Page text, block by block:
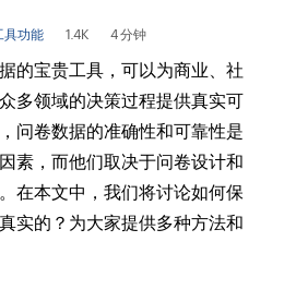
具功能 1.4K 4 分钟
的宝贵工具，可以为商业、社
多领域的决策过程提供真实可
问卷数据的准确性和可靠性是
素，而他们取决于问卷设计和
在本文中，我们将讨论如何保
实的？为大家提供多种方法和